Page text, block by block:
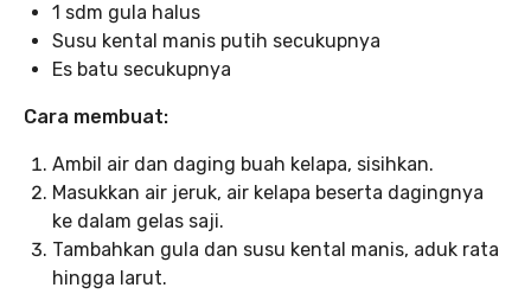
1 sdm gula halus
Susu kental manis putih secukupnya
Es batu secukupnya
Cara membuat:
Ambil air dan daging buah kelapa, sisihkan.
Masukkan air jeruk, air kelapa beserta dagingnya
ke dalam gelas saji.
Tambahkan gula dan susu kental manis, aduk rata
hingga larut.